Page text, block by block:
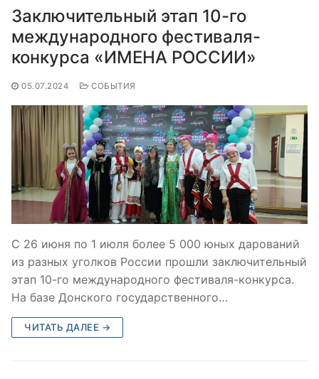
Заключительный этап 10-го
международного фестиваля-
конкурса «ИМЕНА РОССИИ»
05.07.2024 СОБЫТИЯ
С 26 июня по 1 июля более 5 000 юных дарований
из разных уголков России прошли заключительный
этап 10-го международного фестиваля-конкурса.
На базе Донского государственного…
ЧИТАТЬ ДАЛЕЕ →